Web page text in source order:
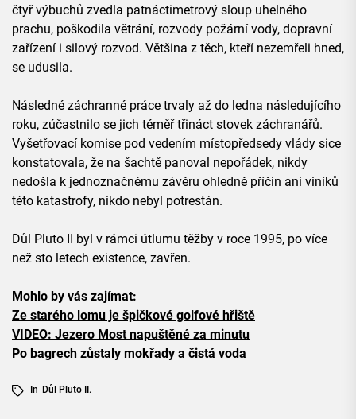
čtyř výbuchů zvedla patnáctimetrový sloup uhelného
prachu, poškodila větrání, rozvody požární vody, dopravní
zařízení i silový rozvod. Většina z těch, kteří nezemřeli hned,
se udusila.
Následné záchranné práce trvaly až do ledna následujícího
roku, zúčastnilo se jich téměř třináct stovek záchranářů.
Vyšetřovací komise pod vedením místopředsedy vlády sice
konstatovala, že na šachtě panoval nepořádek, nikdy
nedošla k jednoznačnému závěru ohledně příčin ani viníků
této katastrofy, nikdo nebyl potrestán.
Důl Pluto II byl v rámci útlumu těžby v roce 1995, po více
než sto letech existence, zavřen.
Mohlo by vás zajímat:
Ze starého lomu je špičkové golfové hřiště
VIDEO: Jezero Most napuštěné za minutu
Po bagrech zůstaly mokřady a čistá voda
In Důl Pluto II.